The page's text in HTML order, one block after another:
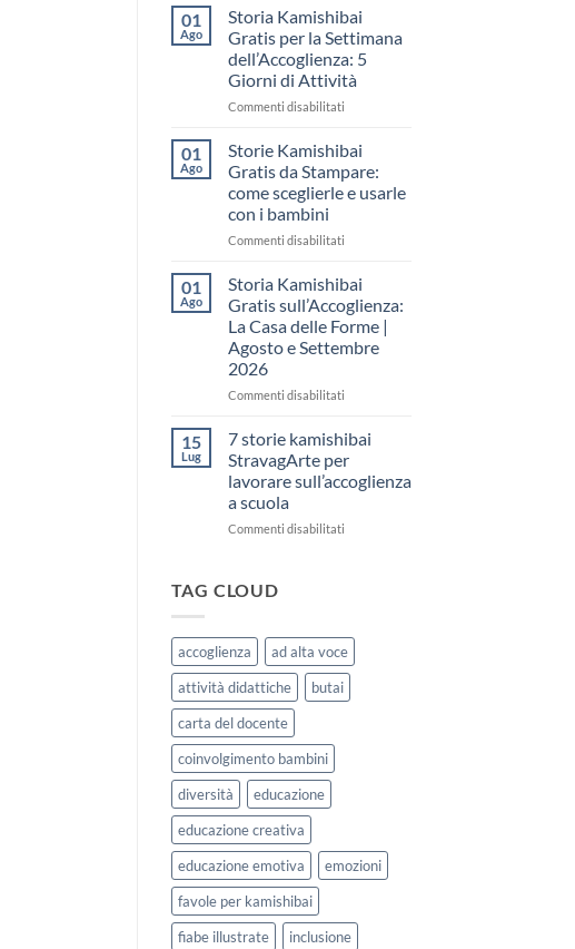
Kamishibai
gratis
sull’Accoglienza:
come
raccontare
il
senza
fare
una
01
Ago
Storia Kamishibai
Gratis per la Settimana
dell’Accoglienza: 5
Giorni di Attività
Commenti disabilitatisu
Kamishibai
Gratis
per
la
dell’Accoglienza:
di
Attività
01
Ago
Storie Kamishibai
Gratis da Stampare:
come sceglierle e usarle
con i bambini
Commenti disabilitatisu
Kamishibai
Gratis
da
Stampare:
come
e
i
bambini
01
Ago
Storia Kamishibai
Gratis sull’Accoglienza:
La Casa delle Forme |
Agosto e Settembre
2026
Commenti disabilitatisu
Kamishibai
Gratis
sull’Accoglienza:
La
delle
2026
15
Lug
7 storie kamishibai
StravagArte per
lavorare sull’accoglienza
a scuola
Commenti disabilitatisu
lavorare
sull’accoglienza
a
scuola
TAG CLOUD
accoglienza
ad alta voce
attività didattiche
butai
carta del docente
coinvolgimento bambini
diversità
educazione
educazione creativa
educazione emotiva
emozioni
favole per kamishibai
fiabe illustrate
inclusione